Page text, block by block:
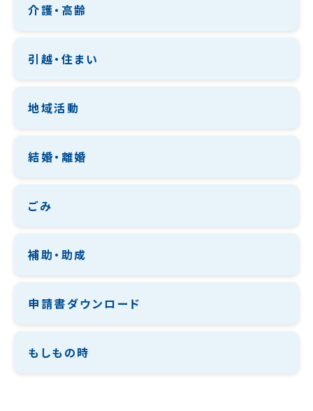
介護・高齢
引越・住まい
地域活動
結婚・離婚
ごみ
補助・助成
申請書ダウンロード
もしもの時